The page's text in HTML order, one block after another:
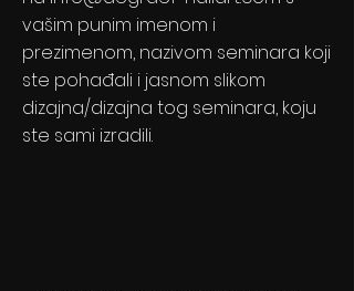
vašim punim imenom i
prezimenom, nazivom seminara koji
ste pohađali i jasnom slikom
dizajna/dizajna tog seminara, koju
ste sami izradili.